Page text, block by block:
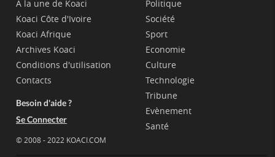
A la une de Koaci
Koaci Côte d'Ivoire
Koaci Afrique
Archives Koaci
Conditions d'utilisation
Contacts
Besoin d'aide ?
Se Connecter
© 2008 - 2022 KOACI.COM
Politique
Société
Sport
Economie
Culture
Technologie
Tribune
Evènement
Santé